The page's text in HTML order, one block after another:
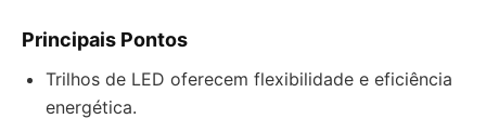
Principais Pontos
Trilhos de LED oferecem flexibilidade e eficiência
energética.